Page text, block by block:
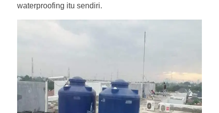
waterproofing itu sendiri.